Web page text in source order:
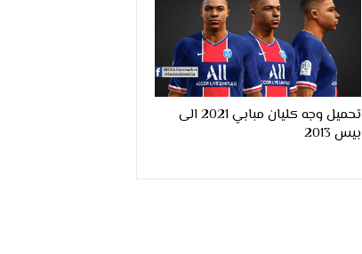
تحميل وجه كليان مبابي 2021 الى
بيس 2013